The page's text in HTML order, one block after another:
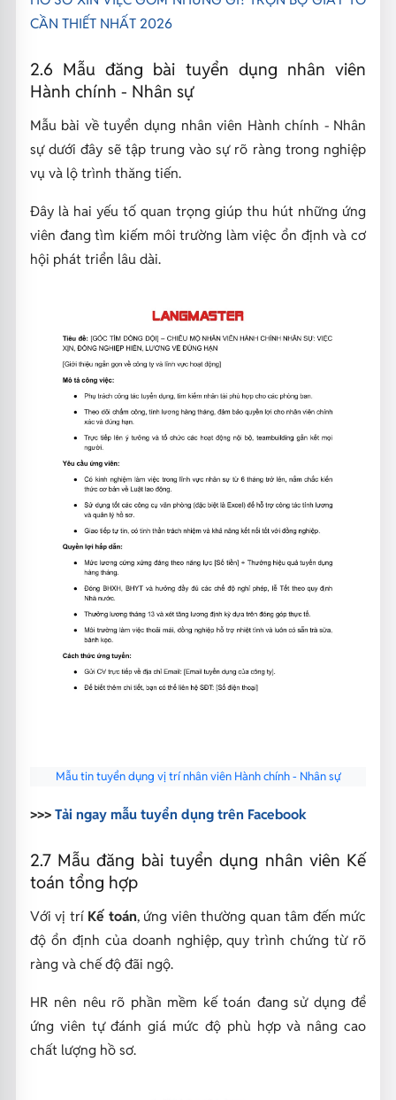
CẦN THIẾT NHẤT 2026
2.6 Mẫu đăng bài tuyển dụng nhân viên
Hành chính - Nhân sự
Mẫu bài về tuyển dụng nhân viên Hành chính - Nhân
sự dưới đây sẽ tập trung vào sự rõ ràng trong nghiệp
vụ và lộ trình thăng tiến.
Đây là hai yếu tố quan trọng giúp thu hút những ứng
viên đang tìm kiếm môi trường làm việc ổn định và cơ
hội phát triển lâu dài.
Mẫu tin tuyển dụng vị trí nhân viên Hành chính - Nhân sự
>>> Tải ngay mẫu tuyển dụng trên Facebook
2.7 Mẫu đăng bài tuyển dụng nhân viên Kế
toán tổng hợp
Với vị trí Kế toán, ứng viên thường quan tâm đến mức
độ ổn định của doanh nghiệp, quy trình chứng từ rõ
ràng và chế độ đãi ngộ.
HR nên nêu rõ phần mềm kế toán đang sử dụng để
ứng viên tự đánh giá mức độ phù hợp và nâng cao
chất lượng hồ sơ.